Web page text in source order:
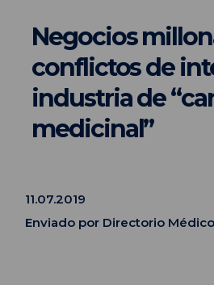
Negocios
conflictos de
industria de
medicinal”
11.07.2019
Enviado por Directorio